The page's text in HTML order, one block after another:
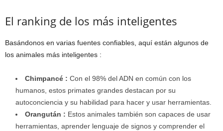
El ranking de los más inteligentes
Basándonos en varias fuentes confiables, aquí están algunos de
los animales más inteligentes :
Chimpancé : Con el 98% del ADN en común con los
humanos, estos primates grandes destacan por su
autoconciencia y su habilidad para hacer y usar herramientas.
Orangután : Estos animales también son capaces de usar
herramientas, aprender lenguaje de signos y comprender el